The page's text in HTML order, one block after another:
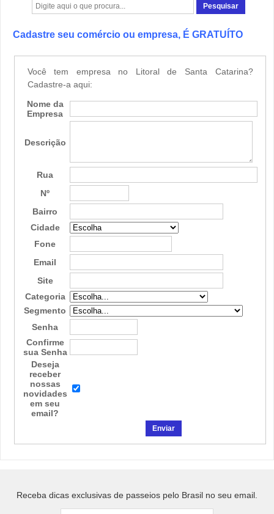
Cadastre seu comércio ou empresa, É GRATUÍTO
Você tem empresa no Litoral de Santa Catarina?
Cadastre-a aqui:
Nome da
Empresa
Descrição
Rua
Nº
Bairro
Cidade
Fone
Email
Site
Categoria
Segmento
Senha
Confirme
sua Senha
Deseja
receber
nossas
novidades
em seu
email?
Receba dicas exclusivas de passeios pelo Brasil no seu email.